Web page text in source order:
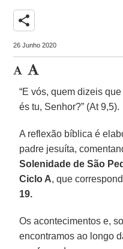
share
26 Junho 2020
“E vós, quem dizeis
és tu, Senhor?” (At 9,5).
A reflexão bíblica é
padre jesuíta,
Solenidade de São
Ciclo A, que
19.
Os acontecimentos e,
encontramos ao longo